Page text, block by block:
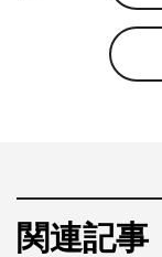
本作は、累計200
いた人気漫画が
合間に行われた
関連記事